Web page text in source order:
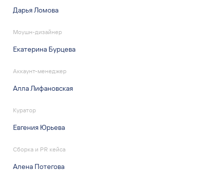
Дарья Ломова
Моушн-дизайнер
Екатерина Бурцева
Аккаунт-менеджер
Алла Лифановская
Куратор
Евгения Юрьева
Сборка и PR кейса
Алена Потегова